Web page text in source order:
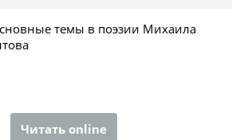
темы в поэзии Михаила
Читать online